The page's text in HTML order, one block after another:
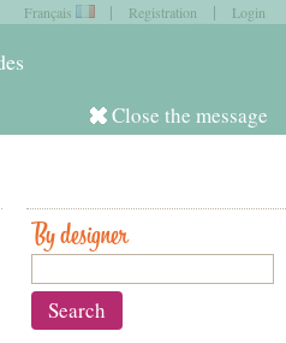
Close the message
Français | Registration | Login
in
Log in
By designer